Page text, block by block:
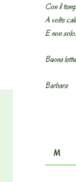
Con il
A volte
E non solo.
Buona
Barbara
M